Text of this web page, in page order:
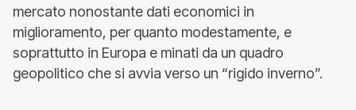
mercato nonostante dati economici in
miglioramento, per quanto modestamente, e
soprattutto in Europa e minati da un quadro
geopolitico che si avvia verso un “rigido inverno”.